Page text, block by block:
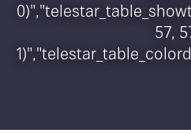
57,